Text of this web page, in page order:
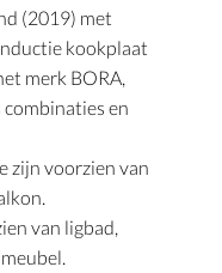
(2019) met
kookplaat
merk BORA,
en
zijn voorzien van
van ligbad,